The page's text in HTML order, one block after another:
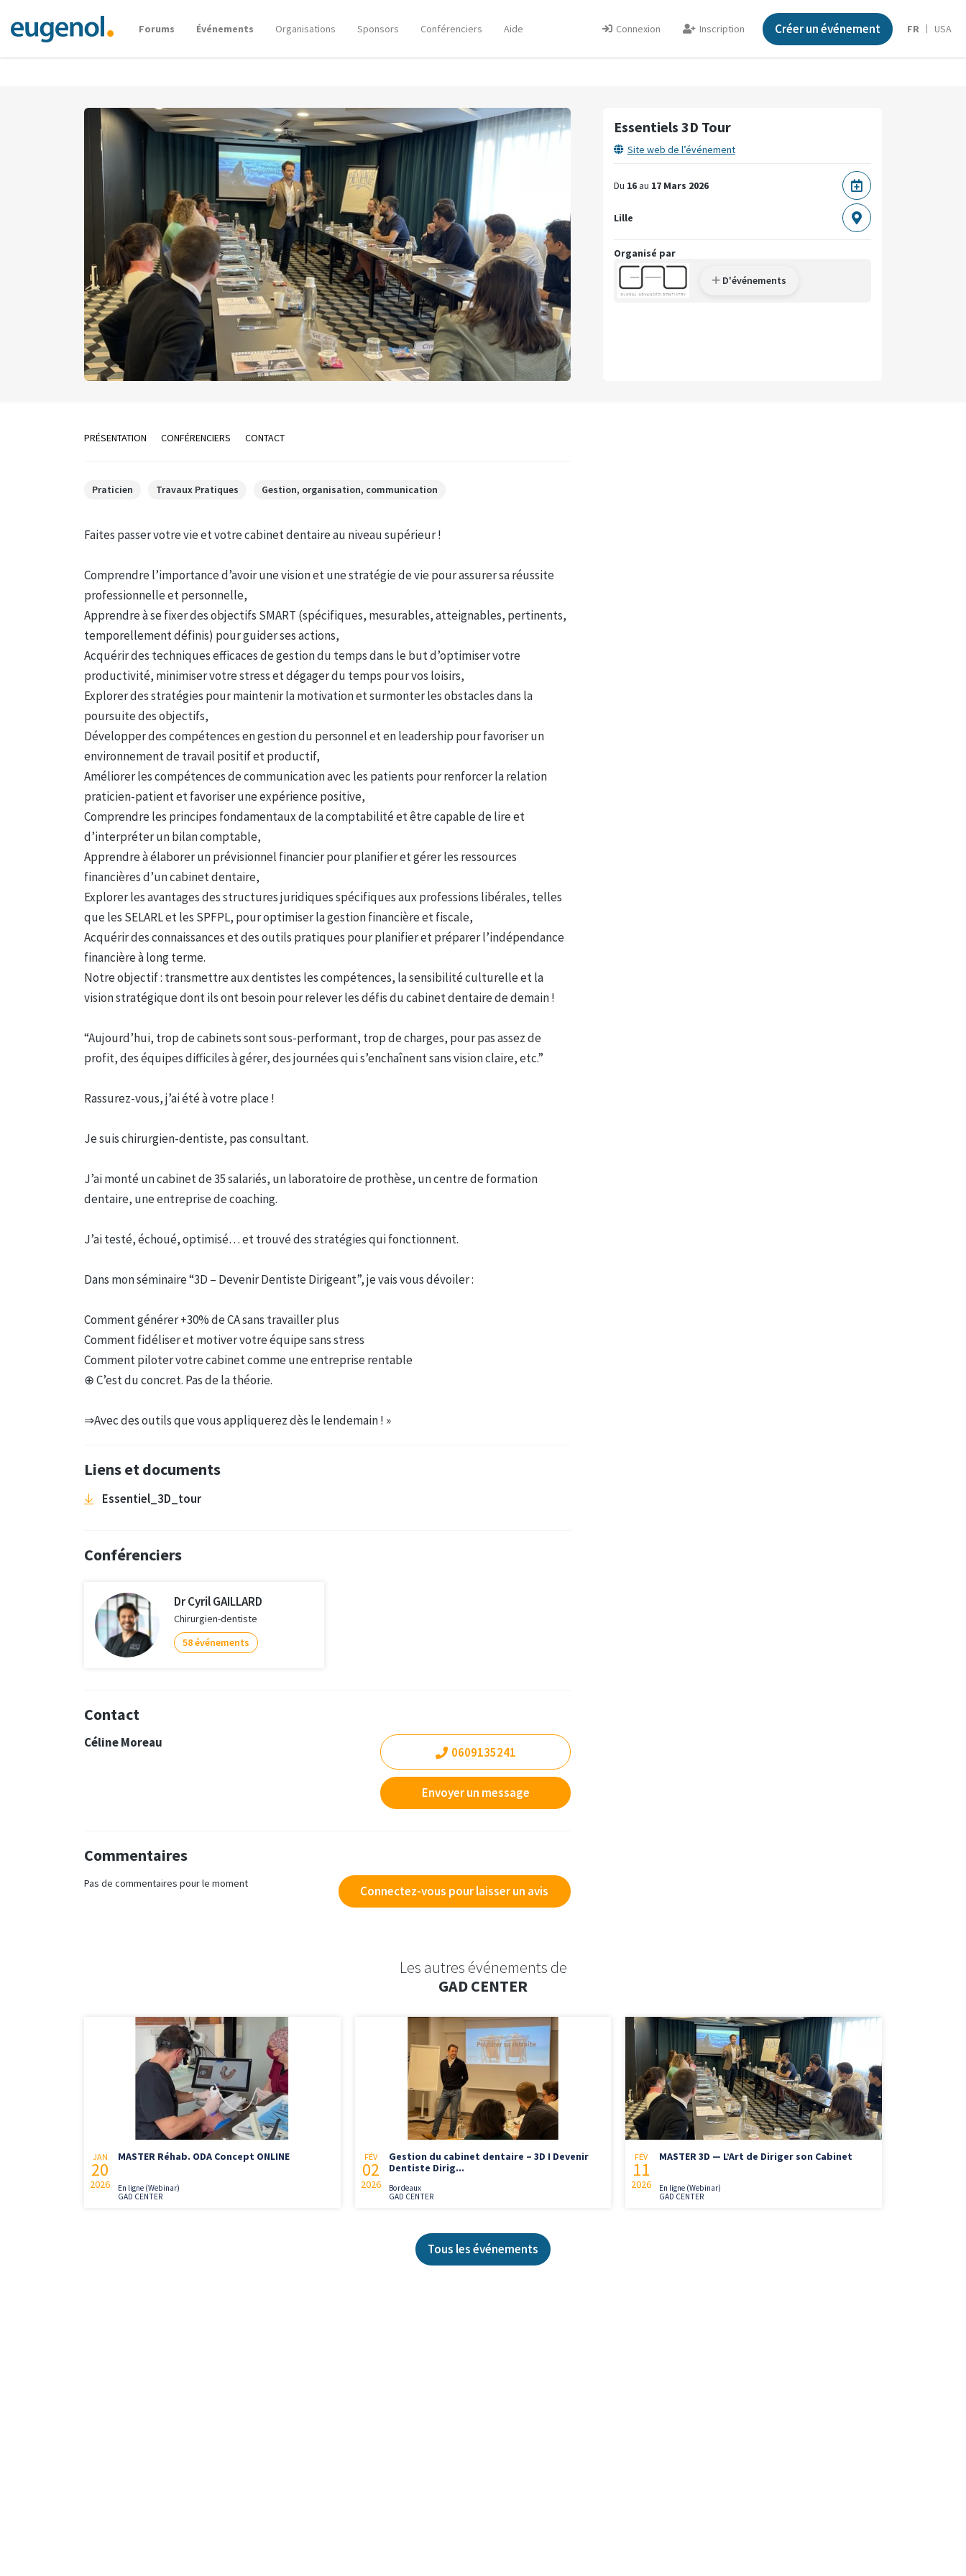
Forums Événements Organisations Sponsors Conférenciers Aide Connexion Inscription Créer un événement FR USA
Essentiels 3D Tour
Site web de l’événement
Du 16au 17 Mars 2026
Lille
Organisé par
D'événements
PRÉSENTATION CONFÉRENCIERS CONTACT
Praticien Travaux Pratiques Gestion, organisation, communication
Faites passer votre vie et votre cabinet dentaire au niveau supérieur !
Comprendre l’importance d’avoir une vision et une stratégie de vie pour assurer sa réussite
professionnelle et personnelle,
Apprendre à se fixer des objectifs SMART (spécifiques, mesurables, atteignables, pertinents,
temporellement définis) pour guider ses actions,
Acquérir des techniques efficaces de gestion du temps dans le but d’optimiser votre
productivité, minimiser votre stress et dégager du temps pour vos loisirs,
Explorer des stratégies pour maintenir la motivation et surmonter les obstacles dans la
poursuite des objectifs,
Développer des compétences en gestion du personnel et en leadership pour favoriser un
environnement de travail positif et productif,
Améliorer les compétences de communication avec les patients pour renforcer la relation
praticien-patient et favoriser une expérience positive,
Comprendre les principes fondamentaux de la comptabilité et être capable de lire et
d’interpréter un bilan comptable,
Apprendre à élaborer un prévisionnel financier pour planifier et gérer les ressources
financières d’un cabinet dentaire,
Explorer les avantages des structures juridiques spécifiques aux professions libérales, telles
que les SELARL et les SPFPL, pour optimiser la gestion financière et fiscale,
Acquérir des connaissances et des outils pratiques pour planifier et préparer l’indépendance
financière à long terme.
Notre objectif : transmettre aux dentistes les compétences, la sensibilité culturelle et la
vision stratégique dont ils ont besoin pour relever les défis du cabinet dentaire de demain !
“Aujourd’hui, trop de cabinets sont sous-performant, trop de charges, pour pas assez de
profit, des équipes difficiles à gérer, des journées qui s’enchaînent sans vision claire, etc.”
Rassurez-vous, j’ai été à votre place !
Je suis chirurgien-dentiste, pas consultant.
J’ai monté un cabinet de 35 salariés, un laboratoire de prothèse, un centre de formation
dentaire, une entreprise de coaching.
J’ai testé, échoué, optimisé… et trouvé des stratégies qui fonctionnent.
Dans mon séminaire “3D – Devenir Dentiste Dirigeant”, je vais vous dévoiler :
Comment générer +30% de CA sans travailler plus
Comment fidéliser et motiver votre équipe sans stress
Comment piloter votre cabinet comme une entreprise rentable
⊕ C’est du concret. Pas de la théorie.
⇒Avec des outils que vous appliquerez dès le lendemain ! »
Liens et documents
Essentiel_3D_tour
Conférenciers
Dr Cyril GAILLARD
Chirurgien-dentiste
58 événements
Contact
Céline Moreau
0609135241
Envoyer un message
Commentaires
Pas de commentaires pour le moment Connectez-vous pour laisser un avis
Les autres événements de
GAD CENTER
JAN
20
2026
MASTER Réhab. ODA Concept ONLINE
En ligne (Webinar)
GAD CENTER
FÉV
02
2026
Gestion du cabinet dentaire – 3D I Devenir
Dentiste Dirig...
Bordeaux
GAD CENTER
FÉV
11
2026
MASTER 3D — L’Art de Diriger son Cabinet
En ligne (Webinar)
GAD CENTER
Tous les événements